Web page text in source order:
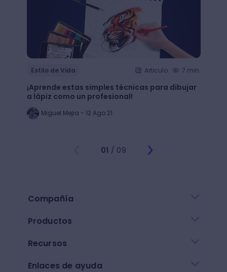
Estilo de Vida Articulo 7 min.
¡Aprende estas simples técnicas para dibujar
a lápiz como un profesional!
Miguel Mejia - 12 Ago 21
01 / 09
Compañía
Productos
Recursos
Enlaces de ayuda